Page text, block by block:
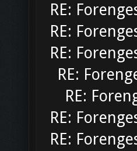
RE:
RE:
RE:
RE:
RE:
RE:
RE: